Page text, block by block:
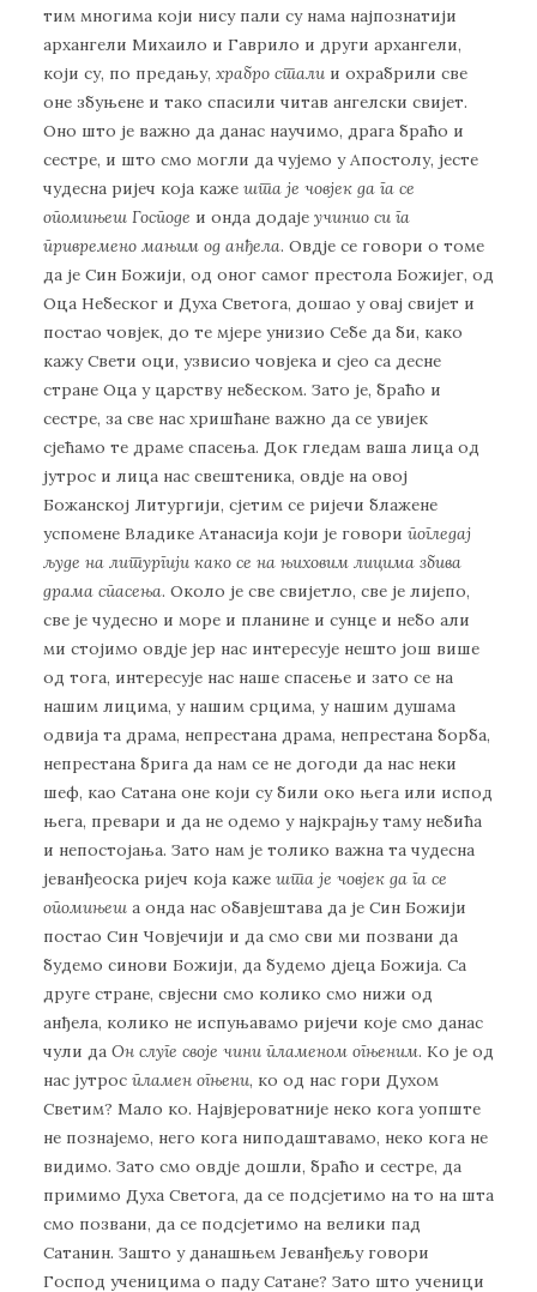
тим многима који нису пали су нама најпознатији
архангели Михаило и Гаврило и други архангели,
који су, по предању, храбро стали и охрабрили све
оне збуњене и тако спасили читав ангелски свијет.
Оно што је важно да данас научимо, драга браћо и
сестре, и што смо могли да чујемо у Апостолу, јесте
чудесна ријеч која каже шта је човјек да га се
опомињеш Господе и онда додаје учинио си га
привремено мањим од анђела. Овдје се говори о томе
да је Син Божији, од оног самог престола Божијег, од
Оца Небеског и Духа Светога, дошао у овај свијет и
постао човјек, до те мјере унизио Себе да би, како
кажу Свети оци, узвисио човјека и сјео са десне
стране Оца у царству небеском. Зато је, браћо и
сестре, за све нас хришћане важно да се увијек
сјећамо те драме спасења. Док гледам ваша лица од
јутрос и лица нас свештеника, овдје на овој
Божанској Литургији, сјетим се ријечи блажене
успомене Владике Атанасија који је говори погледај
људе на литургији како се на њиховим лицима збива
драма спасења. Около је све свијетло, све је лијепо,
све је чудесно и море и планине и сунце и небо али
ми стојимо овдје јер нас интересује нешто још више
од тога, интересује нас наше спасење и зато се на
нашим лицима, у нашим срцима, у нашим душама
одвија та драма, непрестана драма, непрестана борба,
непрестана брига да нам се не догоди да нас неки
шеф, као Сатана оне који су били око њега или испод
њега, превари и да не одемо у најкрајњу таму небића
и непостојања. Зато нам је толико важна та чудесна
јеванђеоска ријеч која каже шта је човјек да га се
опомињеш а онда нас обавјештава да је Син Божији
постао Син Човјечији и да смо сви ми позвани да
будемо синови Божији, да будемо дјеца Божија. Са
друге стране, свјесни смо колико смо нижи од
анђела, колико не испуњавамо ријечи које смо данас
чули да Он слуге своје чини пламеном огњеним. Ко је од
нас јутрос пламен огњени, ко од нас гори Духом
Светим? Мало ко. Највјероватније неко кога уопште
не познајемо, него кога ниподаштавамо, неко кога не
видимо. Зато смо овдје дошли, браћо и сестре, да
примимо Духа Светога, да се подсјетимо на то на шта
смо позвани, да се подсјетимо на велики пад
Сатанин. Зашто у данашњем Јеванђељу говори
Господ ученицима о паду Сатане? Зато што ученици